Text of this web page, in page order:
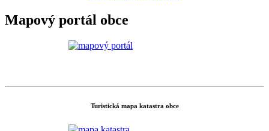
Mapový portál obce
Turistická mapa katastra obce